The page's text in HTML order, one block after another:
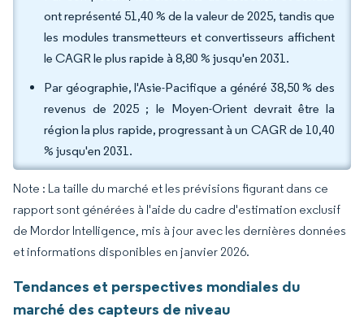
ont représenté 51,40 % de la valeur de 2025, tandis que
les modules transmetteurs et convertisseurs affichent
le CAGR le plus rapide à 8,80 % jusqu'en 2031.
Par géographie, l'Asie-Pacifique a généré 38,50 % des
revenus de 2025 ; le Moyen-Orient devrait être la
région la plus rapide, progressant à un CAGR de 10,40
% jusqu'en 2031.
Note : La taille du marché et les prévisions figurant dans ce
rapport sont générées à l'aide du cadre d'estimation exclusif
de Mordor Intelligence, mis à jour avec les dernières données
et informations disponibles en janvier 2026.
Tendances et perspectives mondiales du
marché des capteurs de niveau